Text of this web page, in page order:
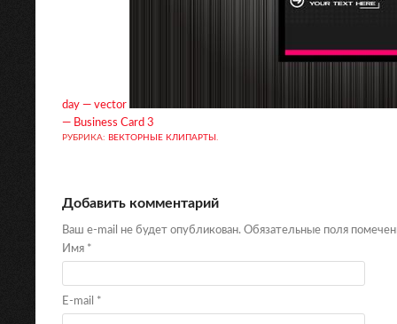
day — vector
— Business Card 3
РУБРИКА: ВЕКТОРНЫЕ КЛИПАРТЫ .
Добавить комментарий
Ваш e-mail не будет опубликован. Обязательные поля
Имя *
E-mail *